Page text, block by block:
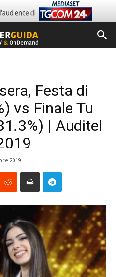
Festa di
vs Finale Tu
| Auditel
2019